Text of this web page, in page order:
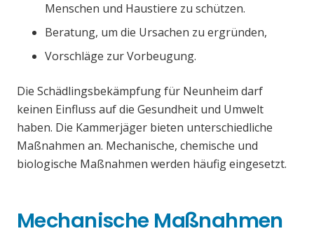
Menschen und Haustiere zu schützen.
Beratung, um die Ursachen zu ergründen,
Vorschläge zur Vorbeugung.
Die Schädlingsbekämpfung für Neunheim darf
keinen Einfluss auf die Gesundheit und Umwelt
haben. Die Kammerjäger bieten unterschiedliche
Maßnahmen an. Mechanische, chemische und
biologische Maßnahmen werden häufig eingesetzt.
Mechanische Maßnahmen